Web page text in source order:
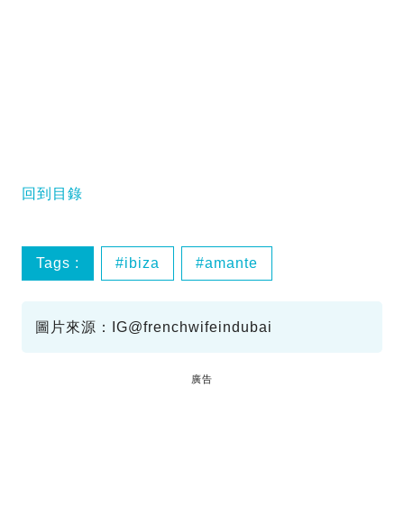
回到目錄
Tags : ibiza amante
圖片來源：IG@frenchwifeindubai
廣告